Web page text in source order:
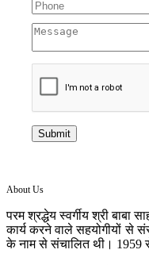
Submit
About Us
परम श्रद्धेय स्वर्गीय श्री
कार्य करने वाले सहयोगीयों से
के नाम से संचालित थी। 1959 से